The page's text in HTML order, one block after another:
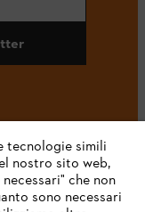
tecnologie simili
nostro sito web,
che non
sono necessari